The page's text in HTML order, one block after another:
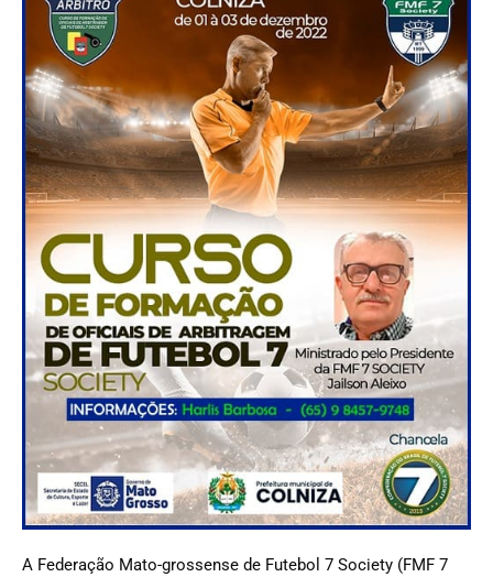
A Federação Mato-grossense de Futebol 7 Society (FMF 7